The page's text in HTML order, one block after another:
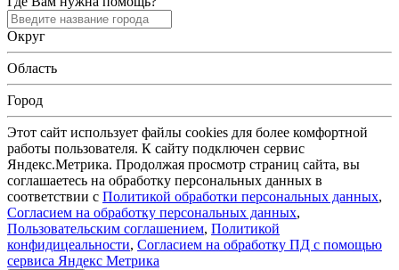
Округ
Область
Город
Этот сайт использует файлы cookies для более комфортной
работы пользователя. К сайту подключен сервис
Яндекс.Метрика. Продолжая просмотр страниц сайта, вы
соглашаетесь на обработку персональных данных в
соответствии с Политикой обработки персональных данных,
Согласием на обработку персональных данных,
Пользовательским соглашением, Политикой
конфидицеальности, Согласием на обработку ПД с помощью
сервиса Яндекс Метрика